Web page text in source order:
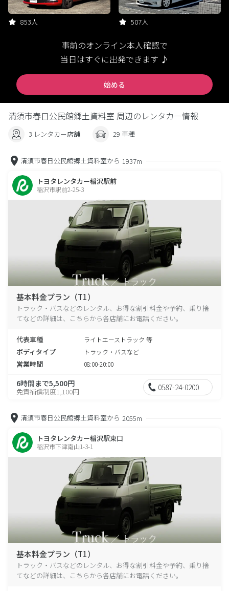
853人 507人
事前のオンライン本人確認で
当日はすぐに出発できます ♪
始める
清須市春日公民館郷土資料室 周辺のレンタカー情報
3 レンタカー店舗 29 車種
清須市春日公民館郷土資料室から 1937m
トヨタレンタカー稲沢駅前
稲沢市駅前2-25-3
基本料金プラン（T1）
トラック・バスなどのレンタル、お得な割引料金や予約、乗り捨
てなどの詳細は、こちらから各店舗にお電話ください。
代表車種 ライトエーストラック 等
ボディタイプ トラック・バスなど
営業時間 08:00-20:00
6時間まで5,500円
免責補償制度1,100円 0587-24-0200
清須市春日公民館郷土資料室から 2055m
トヨタレンタカー稲沢駅東口
稲沢市下津南山1-3-1
基本料金プラン（T1）
トラック・バスなどのレンタル、お得な割引料金や予約、乗り捨
てなどの詳細は、こちらから各店舗にお電話ください。